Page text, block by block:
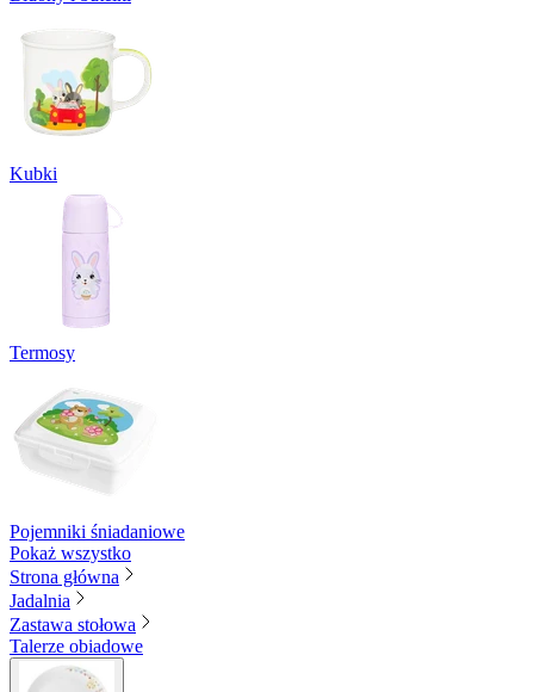
Kubki
Termosy
Pojemniki śniadaniowe
Pokaż wszystko
Strona główna
Jadalnia
Zastawa stołowa
Talerze obiadowe